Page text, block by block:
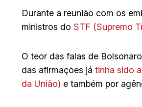
Durante a reunião com os
ministros do STF (Supremo
O teor das falas de
das afirmações já tinha sido
da União) e também por